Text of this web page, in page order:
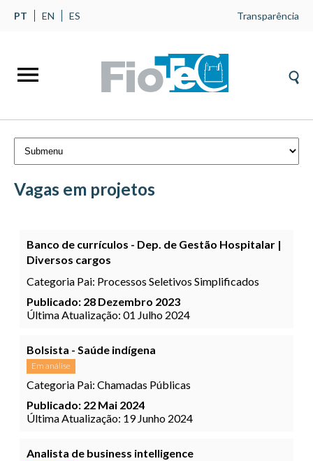
PT EN ES Transparência
Vagas em projetos
Banco de currículos - Dep. de Gestão Hospitalar |
Diversos cargos
Categoria Pai: Processos Seletivos Simplificados
Publicado: 28 Dezembro 2023
Última Atualização: 01 Julho 2024
Bolsista - Saúde indígena
Em análise
Categoria Pai: Chamadas Públicas
Publicado: 22 Mai 2024
Última Atualização: 19 Junho 2024
Analista de business intelligence